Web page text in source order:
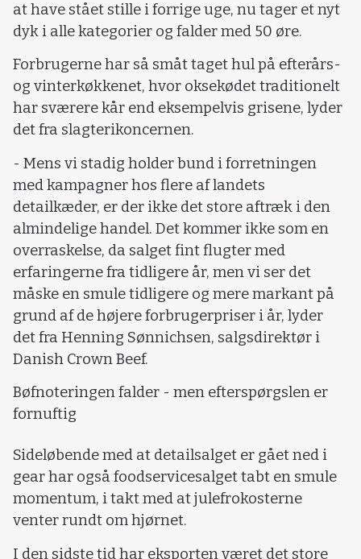
at have stået stille i forrige uge, nu tager et nyt
dyk i alle kategorier og falder med 50 øre.
Forbrugerne har så småt taget hul på efterårs-
og vinterkøkkenet, hvor oksekødet traditionelt
har sværere kår end eksempelvis grisene, lyder
det fra slagterikoncernen.
- Mens vi stadig holder bund i forretningen
med kampagner hos flere af landets
detailkæder, er der ikke det store aftræk i den
almindelige handel. Det kommer ikke som en
overraskelse, da salget fint flugter med
erfaringerne fra tidligere år, men vi ser det
måske en smule tidligere og mere markant på
grund af de højere forbrugerpriser i år, lyder
det fra Henning Sønnichsen, salgsdirektør i
Danish Crown Beef.
Bøfnoteringen falder - men efterspørgslen er
fornuftig
Sideløbende med at detailsalget er gået ned i
gear har også foodservicesalget tabt en smule
momentum, i takt med at julefrokosterne
venter rundt om hjørnet.
I den sidste tid har eksporten været det store